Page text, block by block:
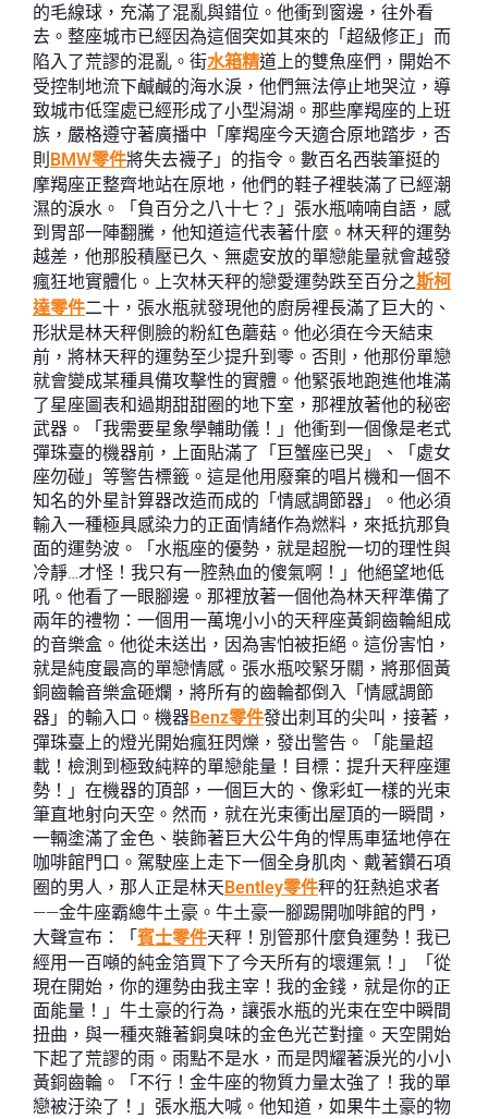
的毛線球，充滿了混亂與錯位。他衝到窗邊，往外看
去。整座城市已經因為這個突如其來的「超級修正」而
陷入了荒謬的混亂。街水箱精道上的雙魚座們，開始不
受控制地流下鹹鹹的海水淚，他們無法停止地哭泣，導
致城市低窪處已經形成了小型潟湖。那些摩羯座的上班
族，嚴格遵守著廣播中「摩羯座今天適合原地踏步，否
則 BMW零件將失去襪子」的指令。數百名西裝筆挺的
摩羯座正整齊地站在原地，他們的鞋子裡裝滿了已經潮
濕的淚水。「負百分之八十七？」張水瓶喃喃自語，感
到胃部一陣翻騰，他知道這代表著什麼。林天秤的運勢
越差，他那股積壓已久、無處安放的單戀能量就會越發
瘋狂地實體化。上次林天秤的戀愛運勢跌至百分之斯柯
達零件二十，張水瓶就發現他的廚房裡長滿了巨大的、
形狀是林天秤側臉的粉紅色蘑菇。他必須在今天結束
前，將林天秤的運勢至少提升到零。否則，他那份單戀
就會變成某種具備攻擊性的實體。他緊張地跑進他堆滿
了星座圖表和過期甜甜圈的地下室，那裡放著他的秘密
武器。「我需要星象學輔助儀！」他衝到一個像是老式
彈珠臺的機器前，上面貼滿了「巨蟹座已哭」、「處女
座勿碰」等警告標籤。這是他用廢棄的唱片機和一個不
知名的外星計算器改造而成的「情感調節器」。他必須
輸入一種極具感染力的正面情緒作為燃料，來抵抗那負
面的運勢波。「水瓶座的優勢，就是超脫一切的理性與
冷靜…才怪！我只有一腔熱血的傻氣啊！」他絕望地低
吼。他看了一眼腳邊。那裡放著一個他為林天秤準備了
兩年的禮物：一個用一萬塊小小的天秤座黃銅齒輪組成
的音樂盒。他從未送出，因為害怕被拒絕。這份害怕，
就是純度最高的單戀情感。張水瓶咬緊牙關，將那個黃
銅齒輪音樂盒砸爛，將所有的齒輪都倒入「情感調節
器」的輸入口。機器Benz零件發出刺耳的尖叫，接著，
彈珠臺上的燈光開始瘋狂閃爍，發出警告。「能量超
載！檢測到極致純粹的單戀能量！目標：提升天秤座運
勢！」在機器的頂部，一個巨大的、像彩虹一樣的光束
筆直地射向天空。然而，就在光束衝出屋頂的一瞬間，
一輛塗滿了金色、裝飾著巨大公牛角的悍馬車猛地停在
咖啡館門口。駕駛座上走下一個全身肌肉、戴著鑽石項
圈的男人，那人正是林天 Bentley零件秤的狂熱追求者
——金牛座霸總牛土豪。牛土豪一腳踢開咖啡館的門，
大聲宣布：「 賓士零件天秤！別管那什麼負運勢！我已
經用一百噸的純金箔買下了今天所有的壞運氣！」「從
現在開始，你的運勢由我主宰！我的金錢，就是你的正
面能量！」牛土豪的行為，讓張水瓶的光束在空中瞬間
扭曲，與一種夾雜著銅臭味的金色光芒對撞。天空開始
下起了荒謬的雨。雨點不是水，而是閃耀著淚光的小小
黃銅齒輪。「不行！金牛座的物質力量太強了！我的單
戀被汙染了！」張水瓶大喊。他知道，如果牛土豪的物